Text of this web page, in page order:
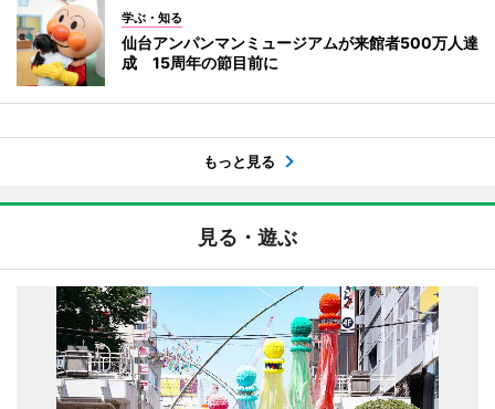
学ぶ・知る
仙台アンパンマンミュージアムが来館者500万人達
成 15周年の節目前に
もっと見る
見る・遊ぶ